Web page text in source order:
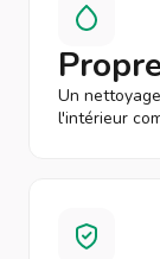
Un
l'intérieur